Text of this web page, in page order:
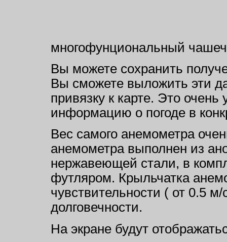
многофунциональный
Вы можете сохранить
Вы сможете выложить эти
привязку к карте. Это
информацию о погоде в
Вес самого анемометра
анемометра выполнен из
нержавеющей стали, в
футляром. Крыльчатка
чувствительности ( от 0.5
долговечности.
На экране будут